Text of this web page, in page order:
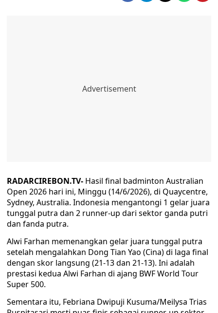
RADARCIREBON.TV- Hasil final badminton Australian
Open 2026 hari ini, Minggu (14/6/2026), di Quaycentre,
Sydney, Australia. Indonesia mengantongi 1 gelar juara
tunggal putra dan 2 runner-up dari sektor ganda putri
dan fanda putra.
Alwi Farhan memenangkan gelar juara tunggal putra
setelah mengalahkan Dong Tian Yao (Cina) di laga final
dengan skor langsung (21-13 dan 21-13). Ini adalah
prestasi kedua Alwi Farhan di ajang BWF World Tour
Super 500.
Sementara itu, Febriana Dwipuji Kusuma/Meilysa Trias